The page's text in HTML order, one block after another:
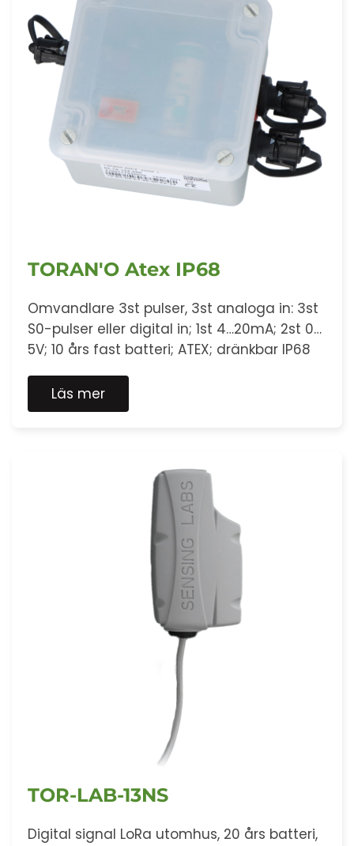
TORAN'O Atex IP68
Omvandlare 3st pulser, 3st analoga in: 3st
S0-pulser eller digital in; 1st 4…20mA; 2st 0…
5V; 10 års fast batteri; ATEX; dränkbar IP68
Läs mer
TOR-LAB-13NS
Digital signal LoRa utomhus, 20 års batteri,